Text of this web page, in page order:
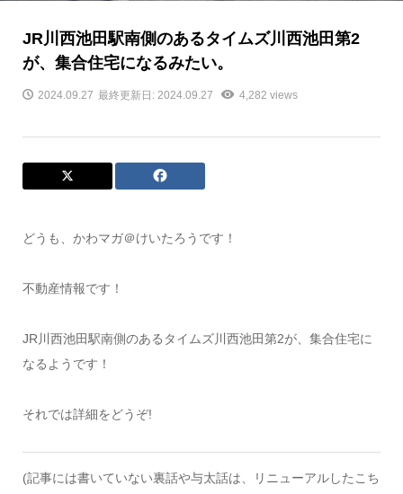
JR川西池田駅南側のあるタイムズ川西池田第2
が、集合住宅になるみたい。
2024.09.27 最終更新日: 2024.09.27 4,282 views
どうも、かわマガ＠けいたろうです！
不動産情報です！
JR川西池田駅南側のあるタイムズ川西池田第2が、集合住宅に
なるようです！
それでは詳細をどうぞ!
(記事には書いていない裏話や与太話は、リニューアルしたこち